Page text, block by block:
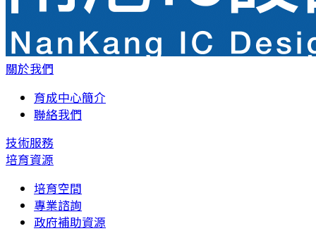
關於我們
育成中心簡介
聯絡我們
技術服務
培育資源
培育空間
專業諮詢
政府補助資源